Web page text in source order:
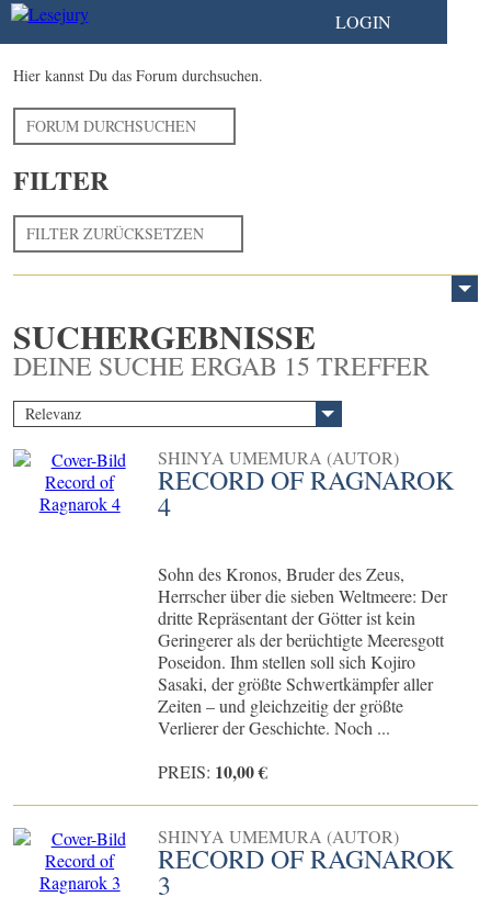
LOGIN
Hier kannst Du das Forum durchsuchen.
FORUM DURCHSUCHEN
FILTER
FILTER ZURÜCKSETZEN
SUCHERGEBNISSE
DEINE SUCHE ERGAB 15 TREFFER
Relevanz
SHINYA UMEMURA (AUTOR)
RECORD OF RAGNAROK
4
Sohn des Kronos, Bruder des Zeus,
Herrscher über die sieben Weltmeere: Der
dritte Repräsentant der Götter ist kein
Geringerer als der berüchtigte Meeresgott
Poseidon. Ihm stellen soll sich Kojiro
Sasaki, der größte Schwertkämpfer aller
Zeiten – und gleichzeitig der größte
Verlierer der Geschichte. Noch ...
PREIS: 10,00 €
SHINYA UMEMURA (AUTOR)
RECORD OF RAGNAROK
3